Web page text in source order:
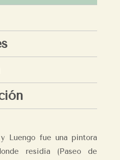
Luengo fue una pintora
residía (Paseo de